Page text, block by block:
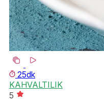
25dk
KAHVALTILIK
5